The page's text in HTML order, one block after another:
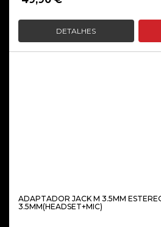
DETALHES
ADAPTADOR JACK M 3.5MM
3.5MM(HEADSET+MIC)